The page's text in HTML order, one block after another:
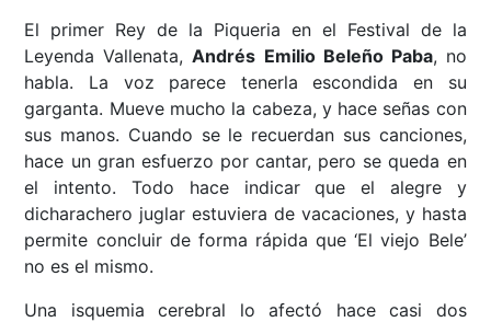
El primer Rey de la Piqueria en el Festival de la
Leyenda Vallenata,Andrés Emilio Beleño Paba, no
habla. La voz parece tenerla escondida en su
garganta. Mueve mucho la cabeza, y hace señas con
sus manos. Cuando se le recuerdan sus canciones,
hace un gran esfuerzo por cantar, pero se queda en
el intento. Todo hace indicar que el alegre y
dicharachero juglar estuviera de vacaciones, y hasta
permite concluir de forma rápida que ‘El viejo Bele’
no es el mismo.
Una isquemia cerebral lo afectó hace casi dos